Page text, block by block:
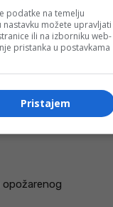
spavao te
mogući
opožarenog
podatke na temelju
nastavku možete upravljati
ili na izborniku web-
pristanka u postavkama
Pristajem